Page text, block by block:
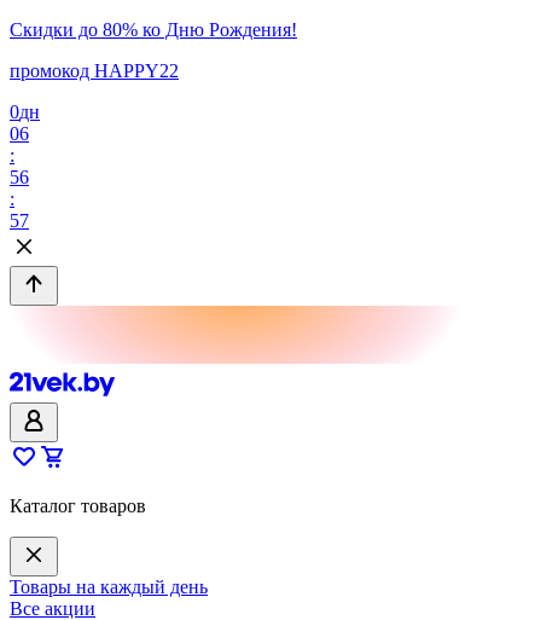
Скидки до 80% ко Дню Рождения!
промокод HAPPY22
0дн
06
:
56
:
57
Каталог товаров
Товары на каждый день
Все акции